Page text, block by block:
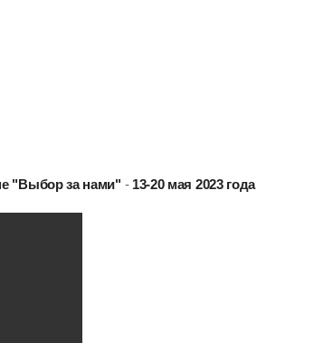
"Выбор за нами" - 13-20 мая 2023 года